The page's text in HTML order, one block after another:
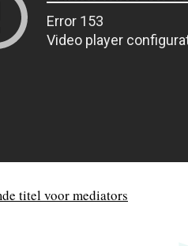
titel voor mediators